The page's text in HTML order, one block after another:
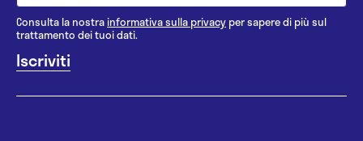
Consulta la nostrainformativa sulla privacy per sapere di più sul
trattamento dei tuoi dati.